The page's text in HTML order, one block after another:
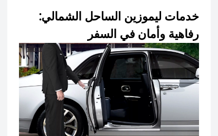
خدمات ليموزين الساحل الشمالي:
رفاهية وأمان في السفر